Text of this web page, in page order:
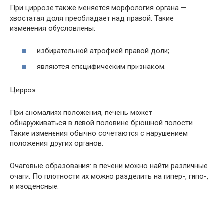
При циррозе также меняется морфология органа —
хвостатая доля преобладает над правой. Такие
изменения обусловлены:
избирательной атрофией правой доли;
являются специфическим признаком.
Цирроз
При аномалиях положения, печень может
обнаруживаться в левой половине брюшной полости.
Такие изменения обычно сочетаются с нарушением
положения других органов.
Очаговые образования: в печени можно найти различные
очаги. По плотности их можно разделить на гипер-, гипо-,
и изоденсные.